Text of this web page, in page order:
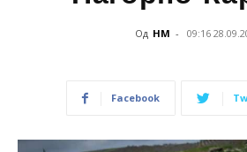
Од НМ - 09:16
Facebook